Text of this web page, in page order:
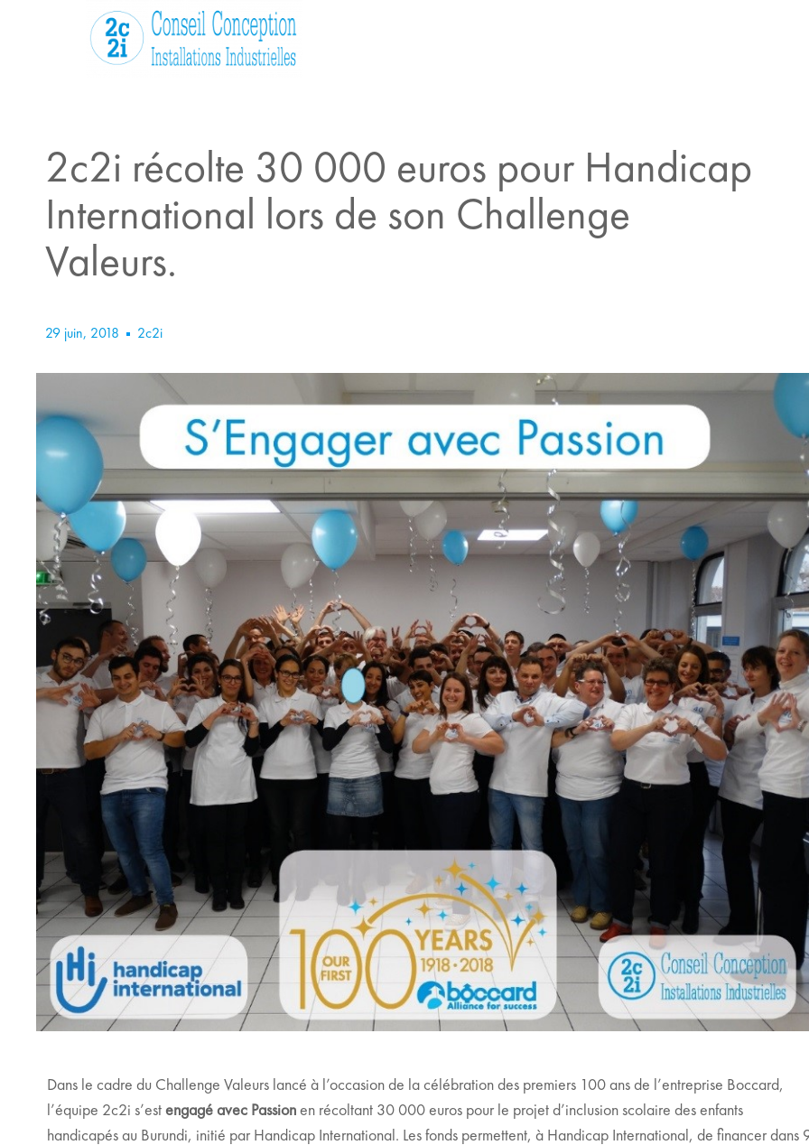
2c2i récolte 30 000 euros pour Handicap
International lors de son Challenge
Valeurs.
29 juin, 2018 2c2i
Dans le cadre du Challenge Valeurs lancé à l’occasion de la célébration des premiers 100 ans de l’entreprise Boccard,
l’équipe 2c2i s’est engagé avec Passion en récoltant 30 000 euros pour le projet d’inclusion scolaire des enfants
handicapés au Burundi, initié par Handicap International. Les fonds permettent, à Handicap International, de financer dans